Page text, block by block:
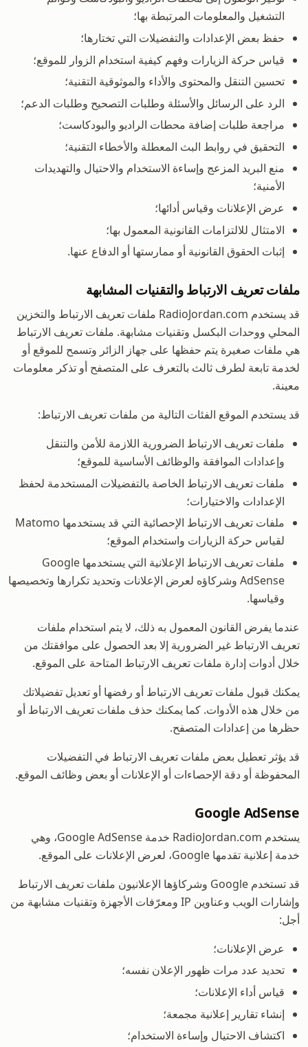
التشغيل والمعلومات المرتبطة بها؛
حفظ بعض الإعدادات والتفضيلات التي تختارها؛
قياس حركة الزيارات وفهم كيفية استخدام الزوار للموقع؛
تحسين التنقل والمحتوى والأداء والموثوقية التقنية؛
الرد على الرسائل والأسئلة وطلبات التصحيح وطلبات الدعم؛
مراجعة طلبات إضافة محطات الراديو والبودكاست؛
التحقيق في روابط البث المعطلة والأخطاء التقنية؛
منع البريد المزعج وإساءة الاستخدام والاحتيال والتهديدات
الأمنية؛
عرض الإعلانات وقياس أدائها؛
الامتثال للالتزامات القانونية المعمول بها؛
إثبات الحقوق القانونية أو ممارستها أو الدفاع عنها.
ملفات تعريف الارتباط والتقنيات المشابهة
قد يستخدم RadioJordan.com ملفات تعريف الارتباط والتخزين
المحلي ووحدات البكسل وتقنيات مشابهة. ملفات تعريف الارتباط
هي ملفات صغيرة يتم حفظها على جهاز الزائر وتسمح للموقع أو
لخدمة تابعة لطرف ثالث بالتعرف على المتصفح أو تذكر معلومات
معينة.
قد يستخدم الموقع الفئات التالية من ملفات تعريف الارتباط:
ملفات تعريف الارتباط الضرورية اللازمة للأمن والتنقل
وإعدادات الموافقة والوظائف الأساسية للموقع؛
ملفات تعريف الارتباط الخاصة بالتفضيلات المستخدمة لحفظ
الإعدادات والاختيارات؛
ملفات تعريف الارتباط الإحصائية التي قد يستخدمها Matomo
لقياس حركة الزيارات واستخدام الموقع؛
ملفات تعريف الارتباط الإعلانية التي يستخدمها Google
AdSense وشركاؤه لعرض الإعلانات وتحديد تكرارها وتخصيصها
وقياسها.
عندما يفرض القانون المعمول به ذلك، لا يتم استخدام ملفات
تعريف الارتباط غير الضرورية إلا بعد الحصول على موافقتك من
خلال أدوات إدارة ملفات تعريف الارتباط المتاحة على الموقع.
يمكنك قبول ملفات تعريف الارتباط أو رفضها أو تعديل تفضيلاتك
من خلال هذه الأدوات. كما يمكنك حذف ملفات تعريف الارتباط أو
حظرها من إعدادات المتصفح.
قد يؤثر تعطيل بعض ملفات تعريف الارتباط في التفضيلات
المحفوظة أو دقة الإحصاءات أو الإعلانات أو بعض وظائف الموقع.
Google AdSense
يستخدم RadioJordan.com خدمة Google AdSense، وهي
خدمة إعلانية تقدمها Google، لعرض الإعلانات على الموقع.
قد تستخدم Google وشركاؤها الإعلانيون ملفات تعريف الارتباط
وإشارات الويب وعناوين IP ومعرّفات الأجهزة وتقنيات مشابهة من
أجل:
عرض الإعلانات؛
تحديد عدد مرات ظهور الإعلان نفسه؛
قياس أداء الإعلانات؛
إنشاء تقارير إعلانية مجمعة؛
اكتشاف الاحتيال وإساءة الاستخدام؛